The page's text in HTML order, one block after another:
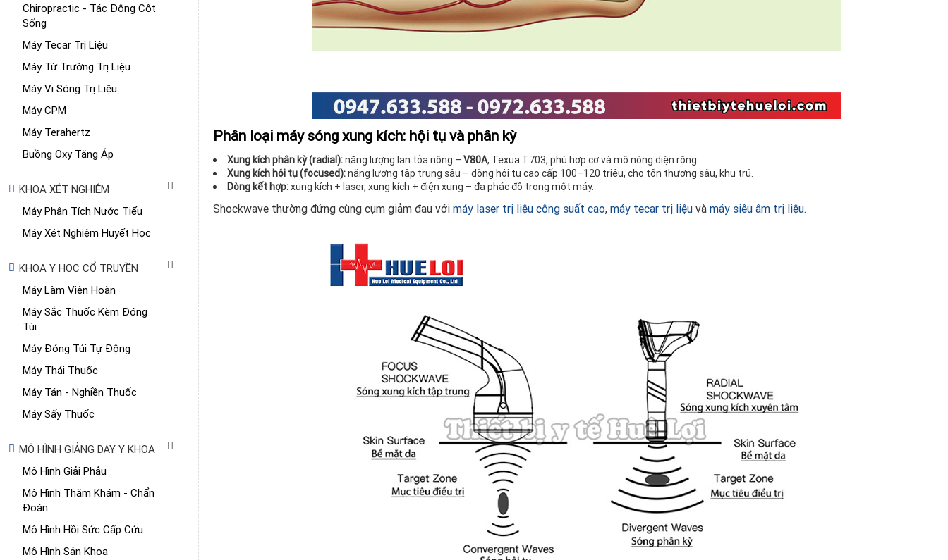
Chiropractic - Tác Động Cột
Sống
Máy Tecar Trị Liệu
Máy Từ Trường Trị Liệu
Máy Vi Sóng Trị Liệu
Máy CPM
Máy Terahertz
Buồng Oxy Tăng Áp
KHOA XÉT NGHIỆM
Máy Phân Tích Nước Tiểu
Máy Xét Nghiệm Huyết Học
KHOA Y HỌC CỔ TRUYỀN
Máy Làm Viên Hoàn
Máy Sắc Thuốc Kèm Đóng
Túi
Máy Đóng Túi Tự Động
Máy Thái Thuốc
Máy Tán - Nghiền Thuốc
Máy Sấy Thuốc
MÔ HÌNH GIẢNG DẠY Y KHOA
Mô Hình Giải Phẫu
Mô Hình Thăm Khám - Chẩn
Đoán
Mô Hình Hồi Sức Cấp Cứu
Mô Hình Sản Khoa
Phân loại máy sóng xung kích: hội tụ và phân kỳ
Xung kích phân kỳ (radial):năng lượng lan tỏa nông – V80A, Texua T703, phù hợp cơ và mô nông diện rộng.
Xung kích hội tụ (focused):năng lượng tập trung sâu – dòng hội tụ cao cấp 100–120 triệu, cho tổn thương sâu, khu trú.
Dòng kết hợp:xung kích + laser, xung kích + điện xung – đa phác đồ trong một máy.
Shockwave thường đứng cùng cụm giảm đau với máy laser trị liệu công suất cao, máy tecar trị liệu và máy siêu âm trị liệu.